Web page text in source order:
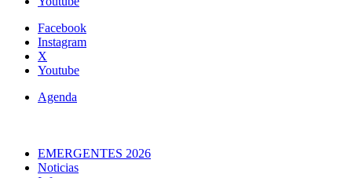
Facebook
Instagram
X
Youtube
Agenda
EMERGENTES 2026
Noticias